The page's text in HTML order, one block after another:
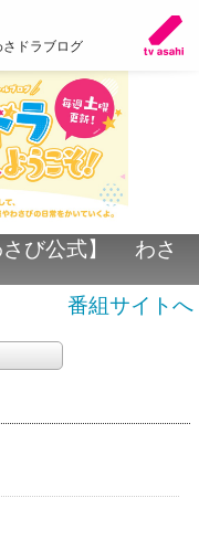
ドラブログ
さび公式】 わさ
番組サイトへ